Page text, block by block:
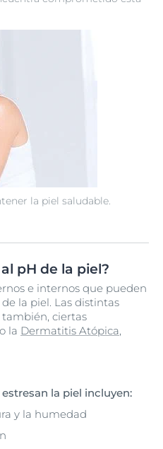
la piel saludable.
pH de la piel?
e internos que pueden
la piel. Las distintas
también, ciertas
la Dermatitis Atópica,
la piel incluyen:
y la humedad